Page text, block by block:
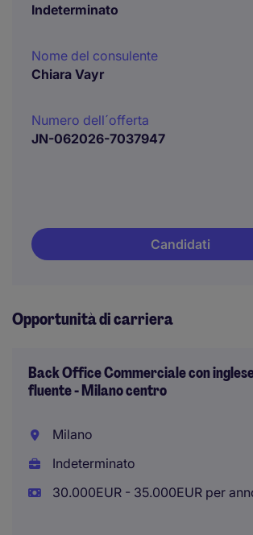
Indeterminato
Nome del consulente
Chiara Vayr
Numero dell´offerta
JN-062026-7037947
Candidati
Opportunità di carriera
Back Office Commerciale con
fluente - Milano centro
Milano
Indeterminato
30.000EUR - 35.000EUR per